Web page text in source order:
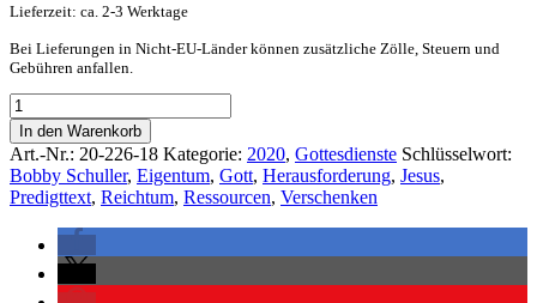
Lieferzeit: ca. 2-3 Werktage
Bei Lieferungen in Nicht-EU-Länder können zusätzliche Zölle, Steuern und
Gebühren anfallen.
In den Warenkorb
Art.-Nr.: 20-226-18 Kategorie: 2020, Gottesdienste Schlüsselwort:
Bobby Schuller, Eigentum, Gott, Herausforderung, Jesus,
Predigttext, Reichtum, Ressourcen, Verschenken